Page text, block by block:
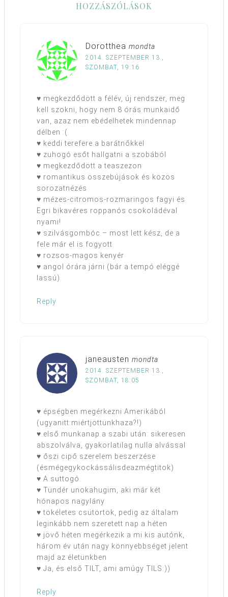
HOZZÁSZÓLÁSOK
Dorotthea mondta
2014. SZEPTEMBER 13.,
SZOMBAT, 19:16
♥ megkezdődött a félév, új rendszer, meg
kell szokni, hogy nem 8 órás munkaidő
van, azaz nem ebédelhetek mindennap
délben :(
♥ keddi terefere a barátnőkkel
♥ zuhogó esőt hallgatni a szobából
♥ megkezdődött a teaszezon
♥ romantikus összebújások és közös
sorozatnézés
♥ mézes-citromos-rozmaringos fagyi és
Egri bikavéres roppanós csokoládéval
nyami!
♥ szilvásgombóc – most lett kész, de a
fele már el is fogyott
♥ rozsos-magos kenyér
♥ angol órára járni (bár a tempó eléggé
lassú)
Reply
janeausten mondta
2014. SZEPTEMBER 13.,
SZOMBAT, 18:05
♥ épségben megérkezni Amerikából
(ugyanitt:miértjöttünkhaza?!)
♥ első munkanap a szabi után: sikeresen
abszolválva, gyakorlatilag nulla alvással
♥ őszi cipő szerelem beszerzése
(ésmégegykockássálisdeazmégtitok)
♥ A suttogó
♥ Tündér unokahugim, aki már két
hónapos nagylány
♥ tökéletes csütörtök, pedig az általam
leginkább nem szeretett nap a héten
♥ jövő héten megérkezik a mi kis autónk,
három év után nagy könnyebbséget jelent
majd az életünkben
♥ Ja, és első TILT, ami amúgy TILS:))
Reply